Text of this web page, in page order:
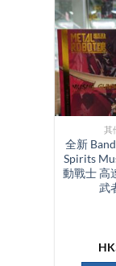
其
全新
Spirits
動戰士 高
武